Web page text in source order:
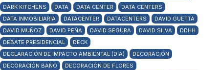
DARK KITCHENS
DATA DATA CENTER
DATA CENTERS
DATA INMOBILIARIA
DATACENTER DATACENTERS
DAVID GUETTA
DAVID MUÑOZ
DAVID PEÑA DAVID SEGURA DAVID SILVA
DDHH
DEBATE PRESIDENCIAL
DECK
DECLARACIÓN DE IMPACTO AMBIENTAL (DIA)
DECORACIÓN
DECORACIÓN BAÑO
DECORACIÓN DE FLORES